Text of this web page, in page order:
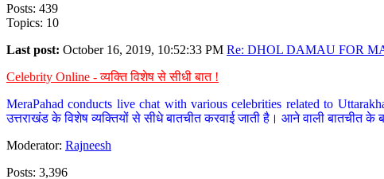
Posts: 439
Topics: 10
Last post: October 16, 2019, 10:52:33 PM Re: DHOL DAMAU FOR
Celebrity Online - व्यक्ति विशेष से सीधी बात !
MeraPahad conducts live chat with various celebrities related to
उत्तराखंड के विशेष व्यक्तियों से सीधे बातचीत करवाई जाती है। आने वाली बातचीत
Moderator: Rajneesh
Posts: 3,396